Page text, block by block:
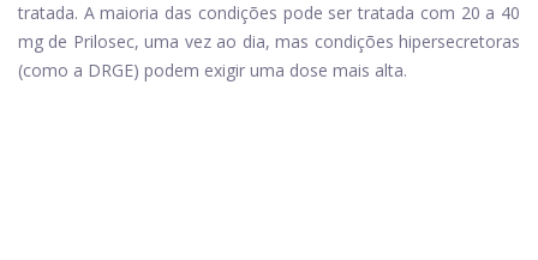
tratada. A maioria das condições pode ser tratada com 20 a 40
mg de Prilosec, uma vez ao dia, mas condições hipersecretoras
(como a DRGE) podem exigir uma dose mais alta.